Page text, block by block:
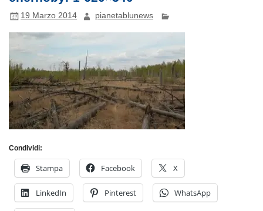
19 Marzo 2014 pianetablunews
Condividi:
Stampa Facebook X
LinkedIn Pinterest WhatsApp